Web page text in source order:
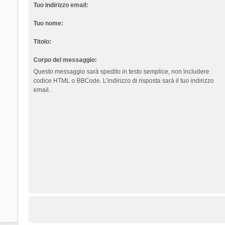
Tuo indirizzo email:
Tuo nome:
Titolo:
Corpo del messaggio:
Questo messaggio sarà spedito in testo semplice, non includere
codice HTML o BBCode. L’indirizzo di risposta sarà il tuo indirizzo
email.